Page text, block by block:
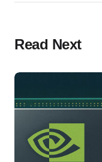
Read Next